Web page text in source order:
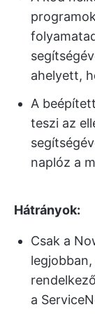
ahelyett,
A
teszi az
naplóz a
Hátrányok:
Csak a
a